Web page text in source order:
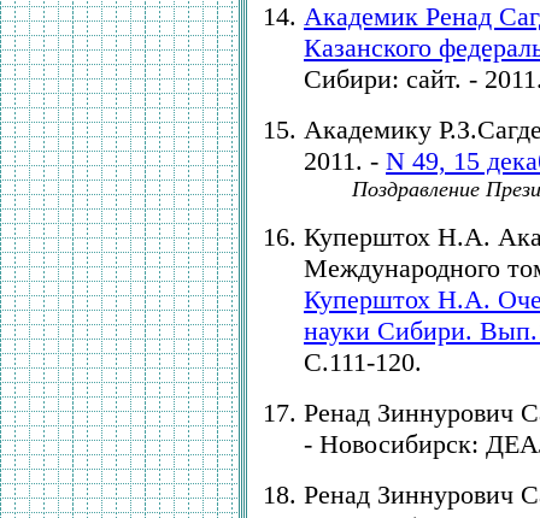
Академик Ренад
Казанского
Сибири: сайт. -
Академику
2011. - N 49, 15
Поздравление
Куперштох Н.А.
Международного
Куперштох Н.А.
науки Сибири.
С.111-120.
Ренад Зиннурович
- Новосибирск:
Ренад Зиннурович